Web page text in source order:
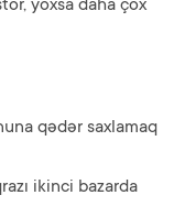
yoxsa daha çox
qədər saxlamaq
ikinci bazarda